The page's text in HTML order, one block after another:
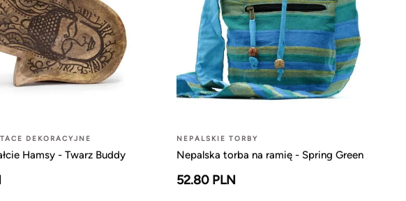
DEKORACYJNE
Hamsy - Twarz Buddy
NEPALSKIE TORBY
Nepalska torba na ramię - Spring Green
52.80 PLN